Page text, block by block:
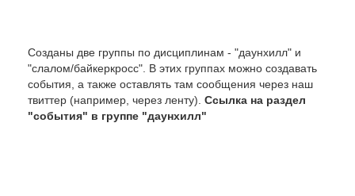
Созданы две группы по дисциплинам - "даунхилл" и
"слалом/байкеркросс". В этих группах можно создавать
события, а также оставлять там сообщения через наш
твиттер (например, через ленту). Ссылка на раздел
"события" в группе "даунхилл"